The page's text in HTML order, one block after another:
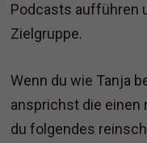
Podcasts aufführen
Zielgruppe.
Wenn du wie Tanja
ansprichst die einen
du folgendes